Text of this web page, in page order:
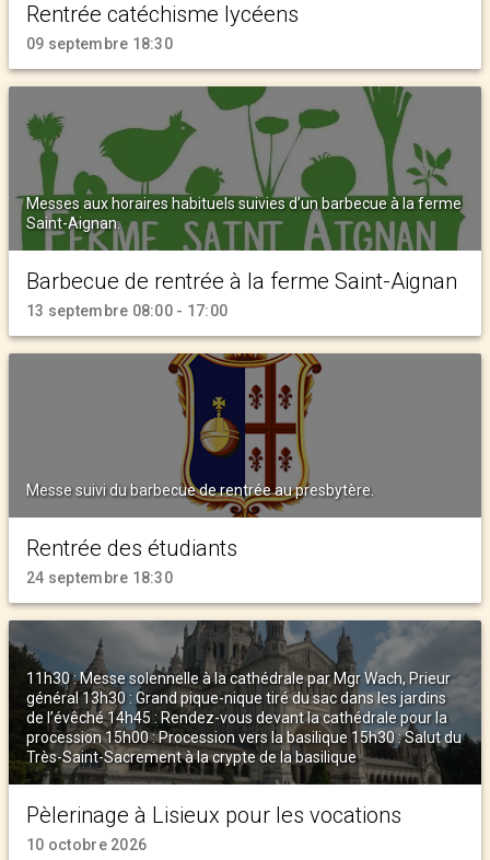
Rentrée catéchisme lycéens
09 septembre 18:30
Messes aux horaires habituels suivies d’un barbecue à la ferme
Saint-Aignan.
Barbecue de rentrée à la ferme Saint-Aignan
13 septembre 08:00 - 17:00
Messe suivi du barbecue de rentrée au presbytère.
Rentrée des étudiants
24 septembre 18:30
11h30 : Messe solennelle à la cathédrale par Mgr Wach, Prieur
général 13h30 : Grand pique-nique tiré du sac dans les jardins
de l’évêché 14h45 : Rendez-vous devant la cathédrale pour la
procession 15h00 : Procession vers la basilique 15h30 : Salut du
Très-Saint-Sacrement à la crypte de la basilique
Pèlerinage à Lisieux pour les vocations
10 octobre 2026